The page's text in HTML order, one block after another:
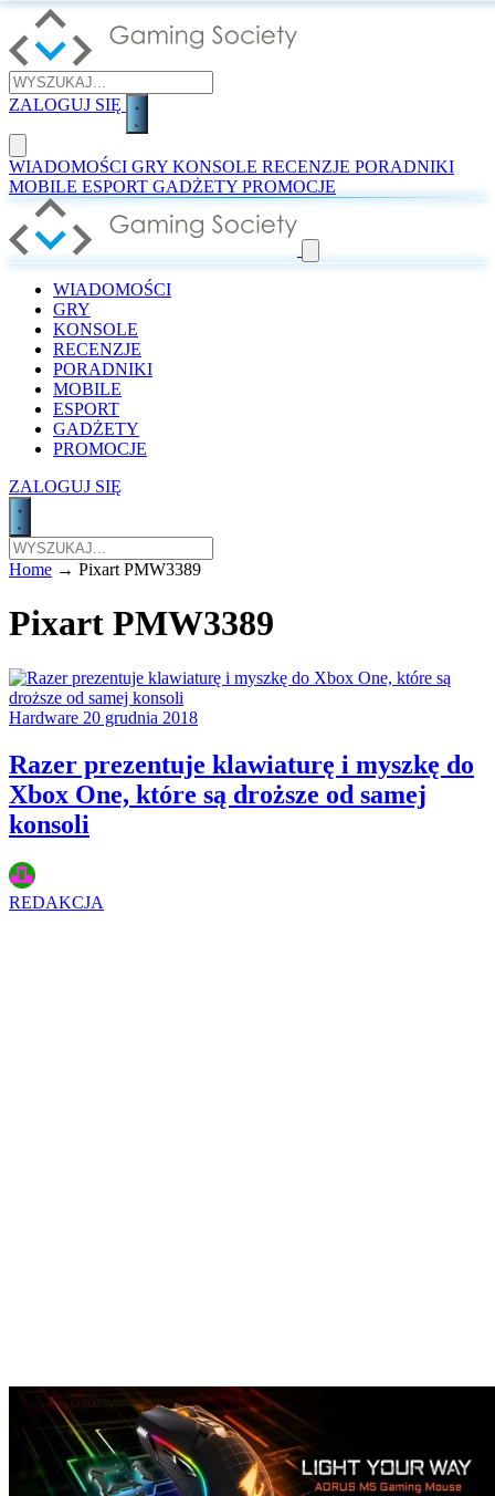
ZALOGUJ SIĘ
WIADOMOŚCI GRY KONSOLE RECENZJE PORADNIKI
MOBILE ESPORT GADŻETY PROMOCJE
WIADOMOŚCI
GRY
KONSOLE
RECENZJE
PORADNIKI
MOBILE
ESPORT
GADŻETY
PROMOCJE
ZALOGUJ SIĘ
Home → Pixart PMW3389
Pixart PMW3389
Hardware 20 grudnia 2018
Razer prezentuje klawiaturę i myszkę do
Xbox One, które są droższe od samej
konsoli
REDAKCJA